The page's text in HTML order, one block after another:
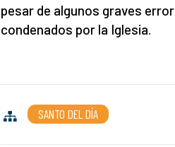
pesar de algunos graves
condenados por la Iglesia.
SANTO DEL DÍA